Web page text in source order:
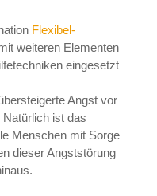
Flexibel-
weiteren Elementen
eingesetzt
Angst vor
ist das
Menschen mit Sorge
dieser Angststörung